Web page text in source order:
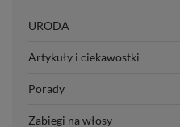
URODA
Artykuły i ciekawostki
Porady
Zabiegi na włosy